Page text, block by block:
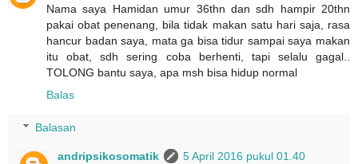
Nama saya Hamidan umur 36thn dan sdh hampir 20thn
pakai obat penenang, bila tidak makan satu hari saja, rasa
hancur badan saya, mata ga bisa tidur sampai saya makan
itu obat, sdh sering coba berhenti, tapi selalu gagal..
TOLONG bantu saya, apa msh bisa hidup normal
Balas
Balasan
andripsikosomatik
5 April 2016 pukul 01.40